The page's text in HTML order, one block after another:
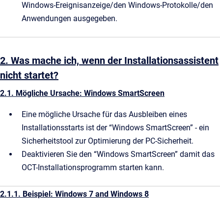
Windows-Ereignisanzeige/den Windows-Protokolle/den
Anwendungen ausgegeben.
2. Was mache ich, wenn der Installationsassistent
nicht startet?
2.1. Mögliche Ursache: Windows SmartScreen
Eine mögliche Ursache für das Ausbleiben eines
Installationsstarts ist der “Windows SmartScreen” - ein
Sicherheitstool zur Optimierung der PC-Sicherheit.
Deaktivieren Sie den “Windows SmartScreen” damit das
OCT-Installationsprogramm starten kann.
2.1.1. Beispiel: Windows 7 and Windows 8